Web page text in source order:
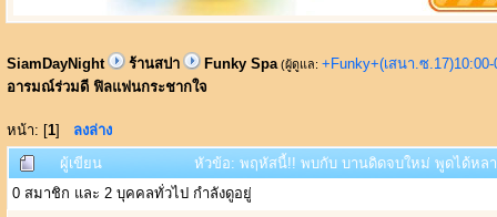
SiamDayNight ร้านสปา Funky Spa (ผู้ดูแล: +Funky+(เสนา.ซ
อารมณ์ร่วมดี ฟิลแฟนกระชากใจ
หน้า: [1] ลงล่าง
ผู้เขียน
หัวข้อ: พฤหัสนี้!! พบกับ บานดิดจบใหม่ พูดได้หล
0 สมาชิก และ 2 บุคคลทั่วไป กำลังดูอยู่